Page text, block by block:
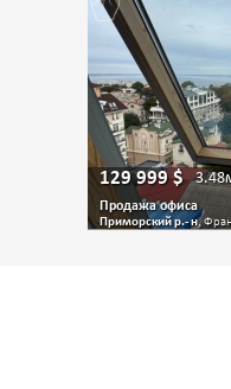
129 999$
Продажа офиса
Приморский р.- н,